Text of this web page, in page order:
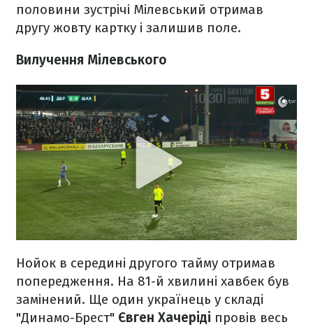
половини зустрічі Мілевський отримав
другу жовту картку і залишив поле.
Вилучення Мілевського
Нойок в середині другого тайму отримав
попередження. На 81-й хвилині хавбек був
замінений. Ще один українець у складі
"Динамо-Брест" Євген Хачеріді провів весь